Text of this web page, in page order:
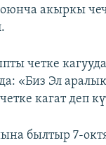
акыркы
четке
«Биз Эл
кагат деп
былтыр 7-